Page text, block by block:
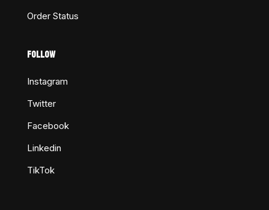
Order Status
FOLLOW
Instagram
Twitter
Facebook
Linkedin
TikTok